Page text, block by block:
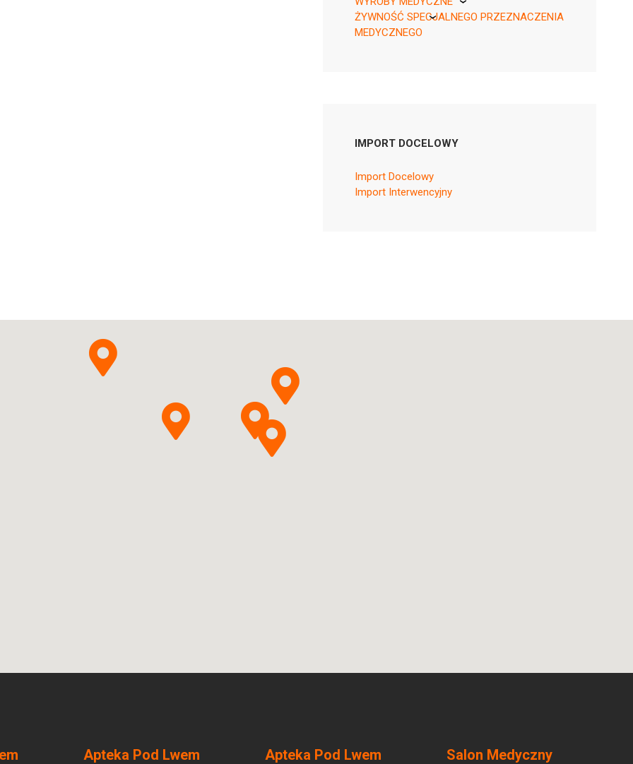
KikGel
ŻYWNOŚĆ SPECJALNEGO PRZEZNACZENIA
MEDYCZNEGO
IMPORT DOCELOWY
Import Docelowy
Import Interwencyjny
Apteka Pod Lwem Apteka Pod Lwem Salon Medyczny